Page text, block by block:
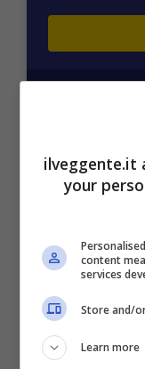
Bonus
ilveggente.it
your
content
services
Store and/
Learn more